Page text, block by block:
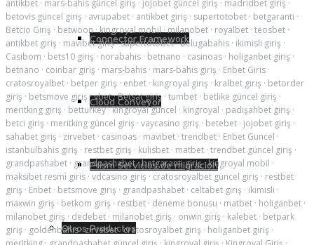
Connector Framework
Cloud Conveyor
Prism Servicios de migración
Otros Productos
antikbet · mars-bahis güncel giriş · jojobet güncel giriş · madridbet giriş ·
betovis güncel giriş · avrupabet · antikbet giriş · supertotobet · betgaranti ·
Betcio Giriş · betwoon·kingroyal mobil·milanobet · royalbet · teosbet ·
antikbet giriş · mavibet giriş·süpertotobet·belugabahis · ikimisli giriş ·
Casibom · bets10 giriş · norabahis · betnano · casinoas · holiganbet giriş ·
betnano · coinbar giriş · mars-bahis · mars-bahis giriş · Enbet Giris ·
cratosroyalbet · betper giriş · enbet · kingroyal giriş · kralbet giriş · betorder
giriş · betsmove giriş ·vbet·Betsat giriş · tumbet · betlike güncel giriş ·
meritking giriş · betturkey·kingroyal güncel · kingroyal · padişahbet giriş ·
betci giriş · meritking güncel giriş · vaycasino giriş · betebet · jojobet giriş ·
sahabet giriş · zirvebet · casinoas · mavibet · trendbet · Enbet Guncel ·
istanbulbahis giriş · restbet giriş · kulisbet · matbet · trendbet güncel giriş ·
grandpashabet · grandpashabet·betgaranti giriş·kingroyal mobil ·
maksibet resmi giris · vdcasino giriş · cratosroyalbet güncel giriş · restbet
giriş · Enbet · betsmove giriş · grandpashabet · celtabet giriş · ikimisli ·
maxwin giriş · betkom giriş · restbet · deneme bonusu · matbet · holiganbet ·
milanobet giriş · dedebet · milanobet giriş · onwin giriş · kalebet · betpark
giriş · goldenbahis·zirvebet·cratosroyalbet giriş · holiganbet giriş ·